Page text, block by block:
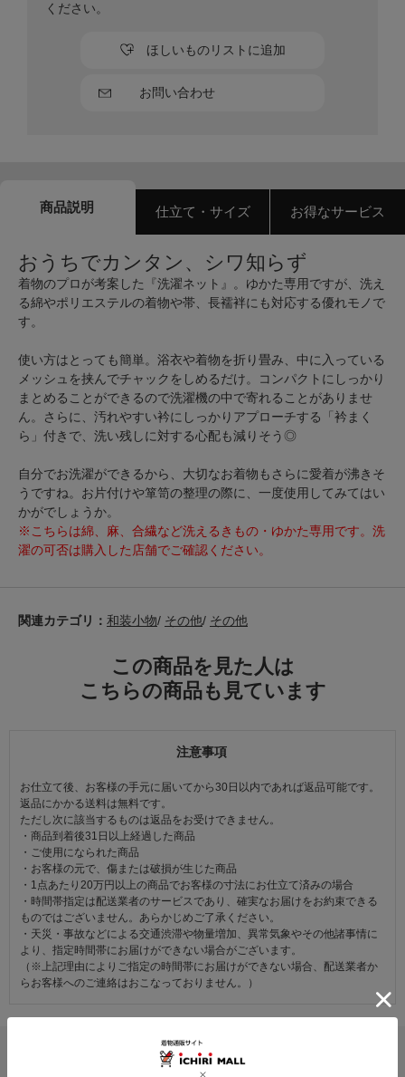
お問い合わせ
ほしいものリストに追加
ください。
商品説明 仕立て・サイズ お得なサービス
おうちでカンタン、シワ知らず
着物のプロが考案した『洗濯ネット』。ゆかた専用ですが、洗え
る綿やポリエステルの着物や帯、長襦袢にも対応する優れモノで
す。
使い方はとっても簡単。浴衣や着物を折り畳み、中に入っている
メッシュを挟んでチャックをしめるだけ。コンパクトにしっかり
まとめることができるので洗濯機の中で寄れることがありませ
ん。さらに、汚れやすい衿にしっかりアプローチする「衿まく
ら」付きで、洗い残しに対する心配も減りそう◎
自分でお洗濯ができるから、大切なお着物もさらに愛着が沸きそ
うですね。お片付けや箪笥の整理の際に、一度使用してみてはい
かがでしょうか。
※こちらは綿、麻、合繊など洗えるきもの・ゆかた専用です。洗
濯の可否は購入した店舗でご確認ください。
関連カテゴリ： 和装小物/ その他/ その他
この商品を見た人は
こちらの商品も見ています
注意事項
お仕立て後、お客様の手元に届いてから30日以内であれば返品可能です。
返品にかかる送料は無料です。
ただし次に該当するものは返品をお受けできません。
・商品到着後31日以上経過した商品
・ご使用になられた商品
・お客様の元で、傷または破損が生じた商品
・1点あたり20万円以上の商品でお客様の寸法にお仕立て済みの場合
・時間帯指定は配送業者のサービスであり、確実なお届けをお約束できる
ものではございません。あらかじめご了承ください。
・天災・事故などによる交通渋滞や物量増加、異常気象やその他諸事情に
より、指定時間帯にお届けができない場合がございます。
（※上記理由によりご指定の時間帯にお届けができない場合、配送業者か
らお客様へのご連絡はおこなっておりません。）